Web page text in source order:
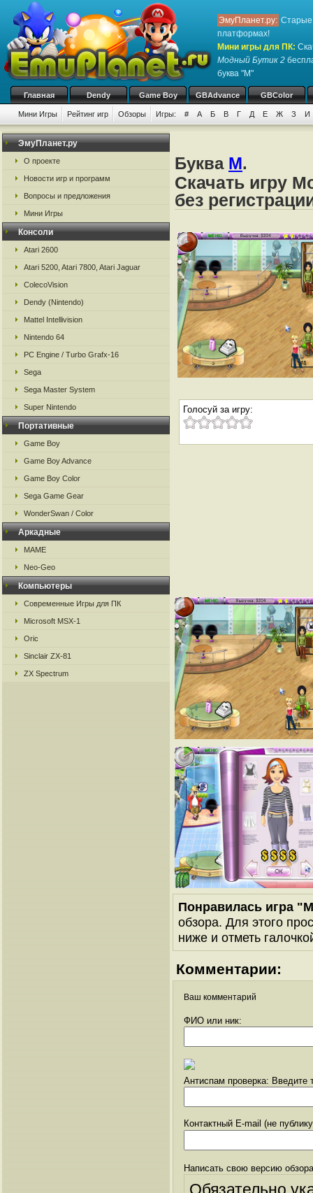
ЭмуПланет.ру: Старые
платформах!
Мини игры для ПК:
Модный Бутик 2
буква "М"
Главная Dendy Game Boy GBAdvance GBColor
Мини Игры Рейтинг игр Обзоры Игры: # А Б В Г Д Е Ж З И
ЭмуПланет.ру
О проекте
Новости игр и программ
Вопросы и предложения
Мини Игры
Консоли
Atari 2600
Atari 5200, Atari 7800, Atari Jaguar
ColecoVision
Dendy (Nintendo)
Mattel Intellivision
Nintendo 64
PC Engine / Turbo Grafx-16
Sega
Sega Master System
Super Nintendo
Портативные
Game Boy
Game Boy Advance
Game Boy Color
Sega Game Gear
WonderSwan / Color
Аркадные
MAME
Neo-Geo
Компьютеры
Современные Игры для ПК
Microsoft MSX-1
Oric
Sinclair ZX-81
ZX Spectrum
Буква М.
Скачать игру
без
Голосуй за игру:
Понравилась игра
обзора. Для этого
ниже и отметь
Комментарии:
Ваш комментарий
ФИО или ник:
Антиспам проверка: Введите
Контактный E-mail (не
Написать свою версию